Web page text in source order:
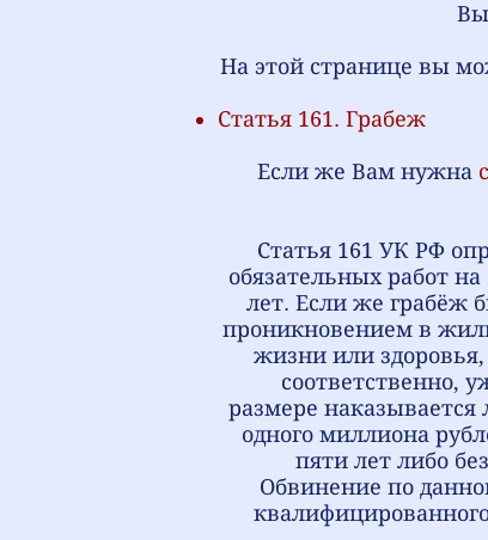
⁠Вы
На этой странице вы
Статья 161. Грабеж
Если же Вам нужна
Статья 161 УК РФ
обязательных работ
лет. Если же грабёж
проникновением в
жизни или здоровья,
соответственно,
размере
одного миллиона
пяти лет либо
Обвинение по